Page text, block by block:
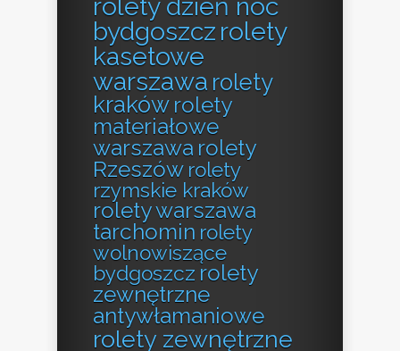
rolety dzień noc
bydgoszcz rolety
kasetowe
warszawa rolety
kraków rolety
materiałowe
warszawa rolety
Rzeszów rolety
rzymskie kraków
rolety warszawa
tarchomin rolety
wolnowiszące
bydgoszcz rolety
zewnętrzne
antywłamaniowe
rolety zewnętrzne